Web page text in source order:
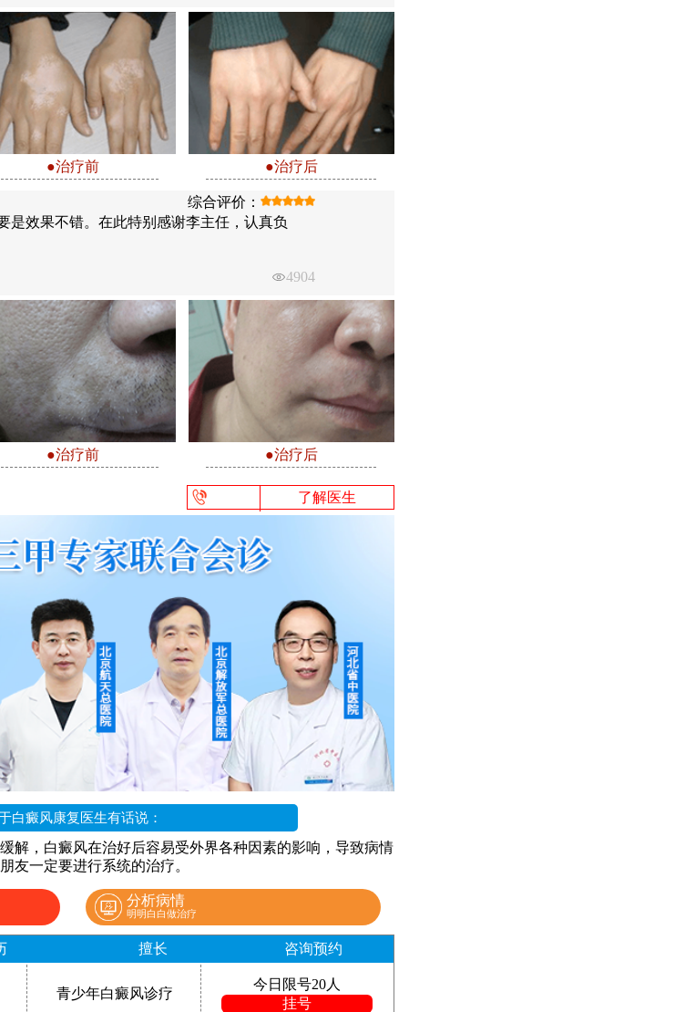
●治疗前 ●治疗后
综合评价：
是效果不错。在此特别感谢李主任，认真负
4904
●治疗前 ●治疗后
了解医生
白癜风康复医生有话说：
解，白癜风在治好后容易受外界各种因素的影响，导致病情
友一定要进行系统的治疗。
分析病情
明明白白做治疗
擅长 咨询预约
青少年白癜风诊疗
今日限号20人
挂号